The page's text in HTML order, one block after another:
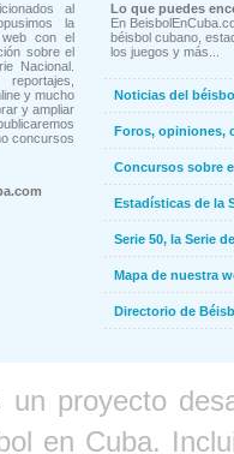
al
la
con el
sobre el
Nacional.
y mucho
y ampliar
concursos
Lo que puedes
En
béisbol cubano,
los juegos y más...
Noticias del
Foros, opiniones,
Concursos sobre
Estadísticas de la
Serie 50, la Serie
Mapa de nuestra
Directorio de
un proyecto
en Cuba.